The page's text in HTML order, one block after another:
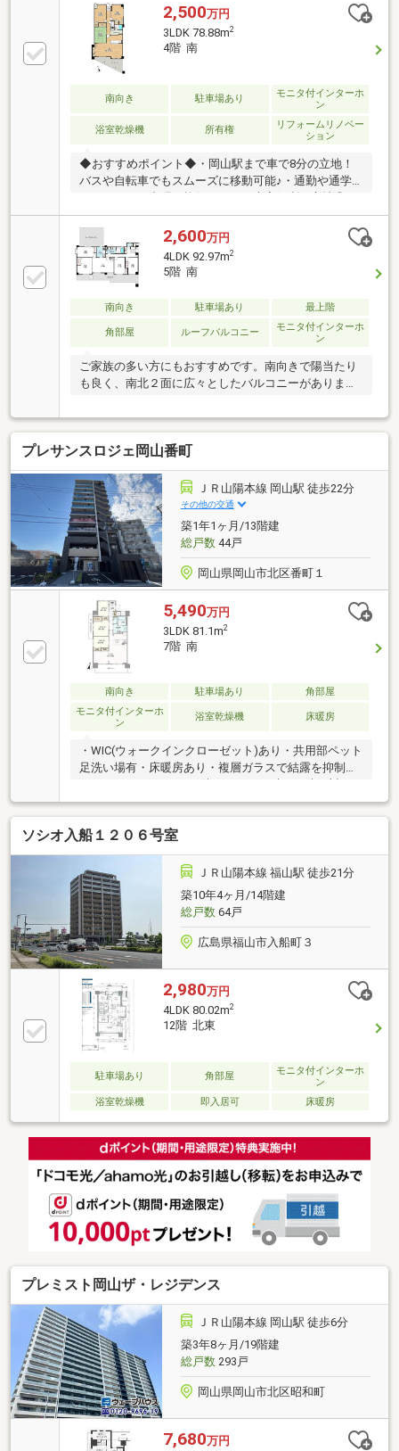
2,500万円
3LDK 78.88m2
4階 南
南向き 駐車場あり
モニタ付インターホ
ン
浴室乾燥機 所有権
リフォームリノベー
ション
◆おすすめポイント◆・岡山駅まで車で8分の立地！
バスや自転車でもスムーズに移動可能♪・通勤や通学
はもちろん、出張や旅行などにも大変便利な立地◎・
利便性と落ち着いた開放感を兼ね備えた住環境☆・高
台ならではの眺望や四季を感じる緑に囲まれた心地よ
い暮らしを実現！【リフォーム箇所】2023年11月：キ
ッチン・トイレ・洗面台、全部屋クロス張替2025年4
月：浴室◆学校◆伊島小まで徒歩6分（430m）京山中
まで徒歩21分（1620m）◇◇◇ 管理店舗 ◇◇◇
北長瀬駅から車で６分！カスケ不動産 岡山店≫0120-
677-588業者の方はこちらへ≫086-242-1001
2,600万円
4LDK 92.97m2
5階 南
南向き 駐車場あり 最上階
角部屋 ルーフバルコニー
モニタ付インターホ
ン
ご家族の多い方にもおすすめです。南向きで陽当たり
も良く、南北２面に広々としたバルコニーがありま
プレサンスロジェ岡山番町
ＪＲ山陽本線 岡山駅 徒歩22分
その他の交通
築1年1ヶ月/13階建
総戸数44戸
岡山県岡山市北区番町１
5,490万円
3LDK 81.1m2
7階 南
南向き 駐車場あり
角部屋
モニタ付インターホ
ン
浴室乾燥機 床暖房
・WIC(ウォークインクローゼット)あり・共用部ペット
足洗い場有・床暖房あり・複層ガラスで結露を抑制し
策！＝＝＝＝＝＝＝＝＝＝＝＝＝＝＝＝＝＝＝＝＝
【交通アクセス】◆山陽本線 岡山駅 徒歩22分◆岡山
電軌東山本線 城下駅 徒歩13分【周辺施設】◆岡山市
立岡山中央小学校まで370m 徒歩5分◆ファミリーマー
ト岡山番町店まで520m 徒歩7分◆岡山神社まで600m
徒歩8分＝＝＝＝＝＝＝＝＝＝＝＝＝＝＝＝＝＝＝＝
＝≪案内予約受付中≫こちらの物件についての詳細
は、担当【大島】までお気軽にお問い合わせくださ
い。
ソシオ入船１２０６号室
ＪＲ山陽本線 福山駅 徒歩21分
築10年4ヶ月/14階建
総戸数64戸
広島県福山市入船町３
2,980万円
4LDK 80.02m2
12階 北東
駐車場あり 角部屋
モニタ付インターホ
ン
浴室乾燥機
即入居可 床暖房
プレミスト岡山ザ・レジデンス
ＪＲ山陽本線 岡山駅 徒歩6分
築3年8ヶ月/19階建
総戸数293戸
岡山県岡山市北区昭和町
7,680万円